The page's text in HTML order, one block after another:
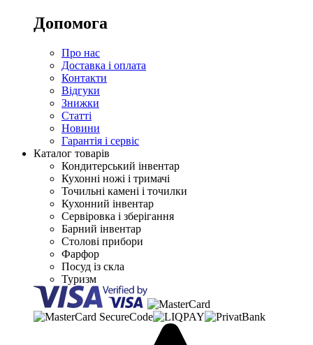
Допомога
Про нас
Доставка і оплата
Контакти
Відгуки
Знижки
Статті
Новини
Гарантія і сервіс
Каталог товарів
Кондитерський інвентар
Кухонні ножі і тримачі
Точильні камені і точилки
Кухонний інвентар
Сервіровка і зберігання
Барний інвентар
Столові прибори
Фарфор
Посуд із скла
Туризм